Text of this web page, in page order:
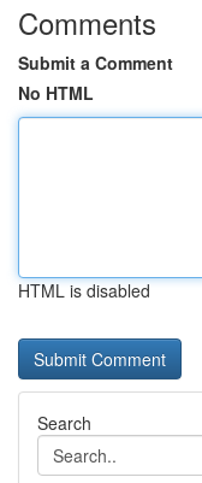
Comments
Submit a Comment
No HTML
HTML is disabled
Search